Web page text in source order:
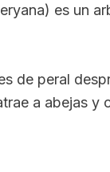
es un
de peral
a abejas y